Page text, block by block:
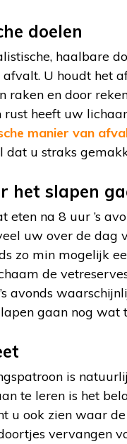
doelen
haalbare
U houdt het
raken en door
rust heeft uw
manier van
dat u straks
het slapen
eten na 8 uur ’s
uw over de
zo min mogelijk
de
avonds
gaan nog wat
is
te leren is het
u ook zien waar
vervangen